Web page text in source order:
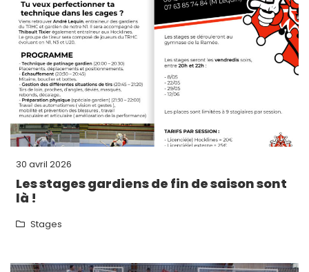
30 avril 2026
Les stages gardiens de fin de saison sont
là !
Stages